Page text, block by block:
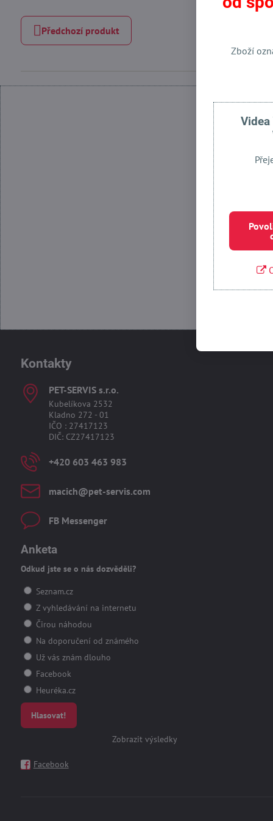
Předchozí produkt
Kontakty
PET-SERVIS s​.r​.o​.
Kubelíkova 2532
Kladno 272 - 01
IČO : 27417123
DIČ: CZ27417123
+420 603 463 983
macich​@pet-servis​.com
FB Messenger
Anketa
Odkud jste se o nás dozvěděli?
Seznam.cz
Z vyhledávání na internetu
Čirou náhodou
Na doporučení od známého
Už vás znám dlouho
Facebook
Heuréka.cz
Hlasovat!
Zobrazit výsledky
Facebook
Zboží